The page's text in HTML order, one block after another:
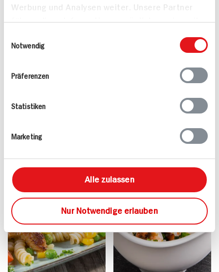
Werbung und Analysen weiter. Unsere Partner
führen diese Informationen möglicherweise mit
bereitgestellt haben oder die sie im Rahmen
Notwendig
Präferenzen
Statistiken
Marketing
Alle zulassen
Nur Notwendige erlauben
362 kcal p. Portion
684 kcal p. Portion